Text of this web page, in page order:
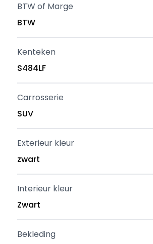
BTW of Marge
BTW
Kenteken
S484LF
Carrosserie
SUV
Exterieur kleur
zwart
Interieur kleur
Zwart
Bekleding